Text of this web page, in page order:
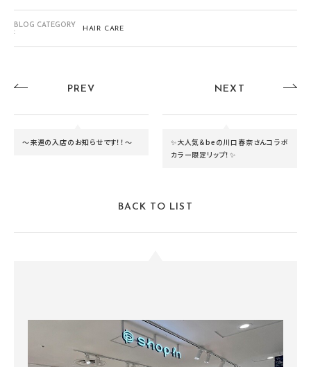
BLOG CATEGORY
:
HAIR CARE
PREV
～来週の入店のお知らせです！！～
NEXT
✨大人気＆beの川口春奈さんコラボ
カラー限定リップ！✨
BACK TO LIST